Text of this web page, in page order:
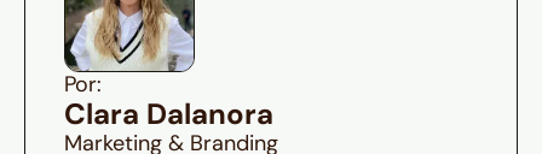
Por:
Clara Dalanora
Marketing & Branding